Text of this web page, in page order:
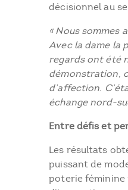
décisionnel au
« Nous sommes
Avec la dame la
regards ont été
démonstration,
d’affection.
échange nord-
Entre défis et
Les résultats
puissant de
poterie féminine